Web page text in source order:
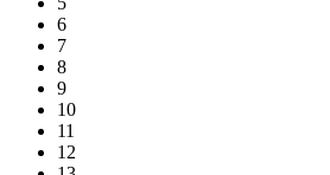
6
7
8
9
10
11
12